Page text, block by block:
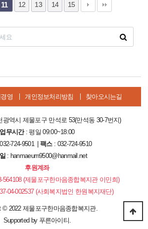
11 12 13 14 15
영 개인정보처리방침 찾아오시는길
광역시 제물포구 만석로 53(만석동 30-7번지)
업무시간: 평일 09:00~18:00
724-9501 |팩스: 032-724-9510
: hanmaeum9500@hanmail.net
후원계좌
564108 (제물포구한마음종합복지관 이민희)
04-002537 (사회복지법인 한원복지재단)
©2022 제물포구한마음종합복지관.
Supported by 푸른아이티.